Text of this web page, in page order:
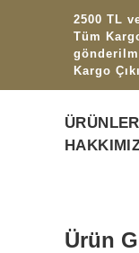
2500 TL
Tüm
Kargo
Ürün